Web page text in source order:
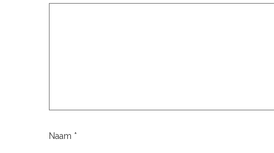
Naam *